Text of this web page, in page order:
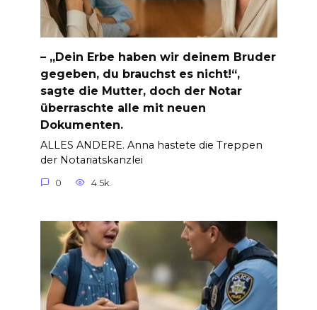
– „Dein Erbe haben wir deinem Bruder
gegeben, du brauchst es nicht!“,
sagte die Mutter, doch der Notar
überraschte alle mit neuen
Dokumenten.
ALLES ANDERE. Anna hastete die Treppen
der Notariatskanzlei
0 4.5k.